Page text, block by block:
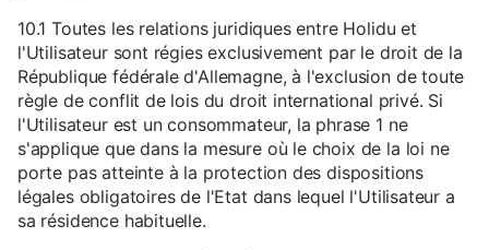
10.1 Toutes les relations juridiques entre Holidu et
l'Utilisateur sont régies exclusivement par le droit de la
République fédérale d'Allemagne, à l'exclusion de toute
règle de conflit de lois du droit international privé. Si
l'Utilisateur est un consommateur, la phrase 1 ne
s'applique que dans la mesure où le choix de la loi ne
porte pas atteinte à la protection des dispositions
légales obligatoires de l'Etat dans lequel l'Utilisateur a
sa résidence habituelle.